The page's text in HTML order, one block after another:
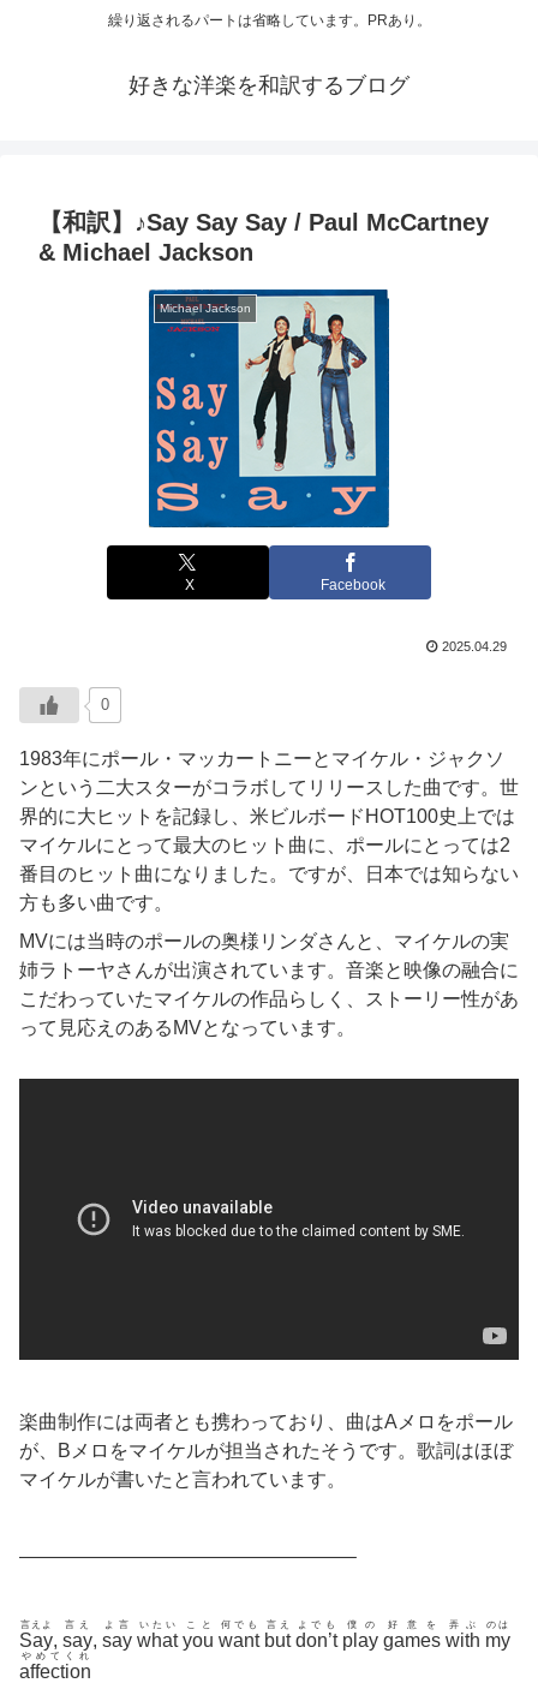
繰り返されるパートは省略しています。PRあり。
好きな洋楽を和訳するブログ
【和訳】♪Say Say Say / Paul McCartney
& Michael Jackson
Michael Jackson
X Facebook
2025.04.29
0
1983年にポール・マッカートニーとマイケル・ジャクソ
ンという二大スターがコラボしてリリースした曲です。世
界的に大ヒットを記録し、米ビルボードHOT100史上では
マイケルにとって最大のヒット曲に、ポールにとっては2
番目のヒット曲になりました。ですが、日本では知らない
方も多い曲です。
MVには当時のポールの奥様リンダさんと、マイケルの実
姉ラトーヤさんが出演されています。音楽と映像の融合に
こだわっていたマイケルの作品らしく、ストーリー性があ
って見応えのあるMVとなっています。
楽曲制作には両者とも携わっており、曲はAメロをポール
が、Bメロをマイケルが担当されたそうです。歌詞はほぼ
マイケルが書いたと言われています。
—————————————————–
Say
言えよ
, say
言え
, say
よ言
what
いたい
you
こと
want
何でも
but
言え
don’t
よでも
play
僕の
games
好意を
with
弄ぶ
my
のは
affection
やめてくれ